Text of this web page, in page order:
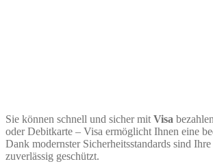
Sie können schnell und sicher mit Visa
oder Debitkarte – Visa ermöglicht Ihnen eine
Dank modernster Sicherheitsstandards sind
zuverlässig geschützt.